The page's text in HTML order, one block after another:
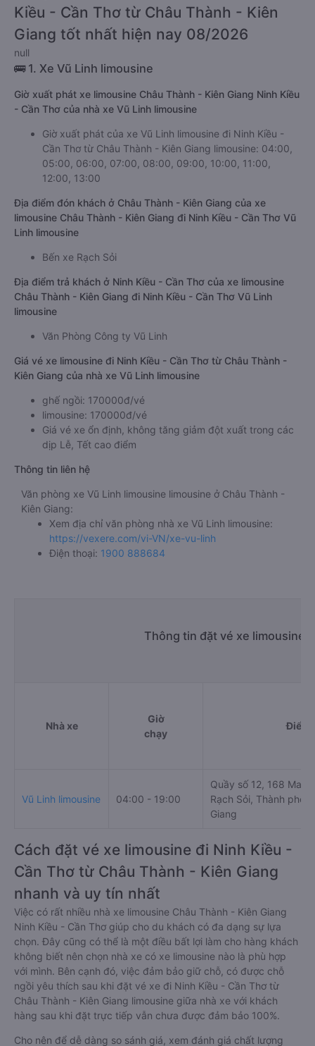
Kiều - Cần Thơ từ Châu Thành - Kiên
Giang tốt nhất hiện nay 08/2026
null
🚌 1. Xe Vũ Linh limousine
Giờ xuất phát xe limousine Châu Thành - Kiên Giang Ninh Kiều
- Cần Thơ của nhà xe Vũ Linh limousine
Giờ xuất phát của xe Vũ Linh limousine đi Ninh Kiều -
Cần Thơ từ Châu Thành - Kiên Giang limousine: 04:00,
05:00, 06:00, 07:00, 08:00, 09:00, 10:00, 11:00,
12:00, 13:00
Địa điểm đón khách ở Châu Thành - Kiên Giang của xe
limousine Châu Thành - Kiên Giang đi Ninh Kiều - Cần Thơ Vũ
Linh limousine
Bến xe Rạch Sỏi
Địa điểm trả khách ở Ninh Kiều - Cần Thơ của xe limousine
Châu Thành - Kiên Giang đi Ninh Kiều - Cần Thơ Vũ Linh
limousine
Văn Phòng Công ty Vũ Linh
Giá vé xe limousine đi Ninh Kiều - Cần Thơ từ Châu Thành -
Kiên Giang của nhà xe Vũ Linh limousine
ghế ngồi: 170000đ/vé
limousine: 170000đ/vé
Giá vé xe ổn định, không tăng giảm đột xuất trong các
dịp Lễ, Tết cao điểm
Thông tin liên hệ
Văn phòng xe Vũ Linh limousine limousine ở Châu Thành -
Kiên Giang:
Xem địa chỉ văn phòng nhà xe Vũ Linh limousine:
https://vexere.com/vi-VN/xe-vu-linh
Điện thoại: 1900 888684
Thông tin đặt vé xe limousine
Nhà xe
Giờ
chạy
Điểm
Vũ Linh limousine 04:00 - 19:00
Quầy số 12, 168 Mai
Rạch Sỏi, Thành phố
Giang
Cách đặt vé xe limousine đi Ninh Kiều -
Cần Thơ từ Châu Thành - Kiên Giang
nhanh và uy tín nhất
Việc có rất nhiều nhà xe limousine Châu Thành - Kiên Giang
Ninh Kiều - Cần Thơ giúp cho du khách có đa dạng sự lựa
chọn. Đây cũng có thể là một điều bất lợi làm cho hàng khách
không biết nên chọn nhà xe có xe limousine nào là phù hợp
với mình. Bên cạnh đó, việc đảm bảo giữ chỗ, có được chỗ
ngồi yêu thích sau khi đặt vé xe đi Ninh Kiều - Cần Thơ từ
Châu Thành - Kiên Giang limousine giữa nhà xe với khách
hàng sau khi đặt trực tiếp vẫn chưa được đảm bảo 100%.
Cho nên để dễ dàng so sánh giá, xem đánh giá chất lượng